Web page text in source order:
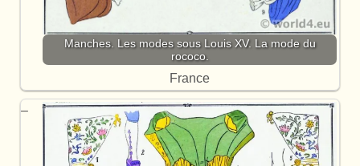
Manches. Les modes sous Louis XV. La mode du
rococo.
France